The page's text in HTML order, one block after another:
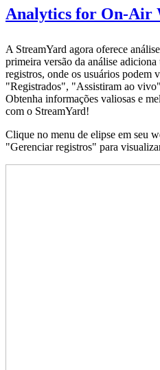
Analytics for On-Air
A StreamYard agora oferece
primeira versão da análise
registros, onde os usuários podem
"Registrados", "Assistiram ao
Obtenha informações valiosas e
com o StreamYard!
Clique no menu de elipse em seu
"Gerenciar registros" para